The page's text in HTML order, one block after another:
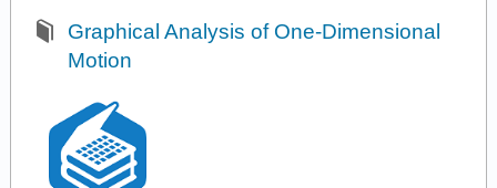
Graphical Analysis of One-Dimensional
Motion